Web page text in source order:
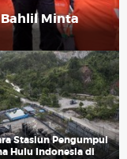
Bahlil Minta
Stasiun Pengumpul
Hulu Indonesia di